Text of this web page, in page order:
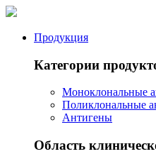
Продукция
Категории
Моноклональные
Поликлональные
Антигены
Область